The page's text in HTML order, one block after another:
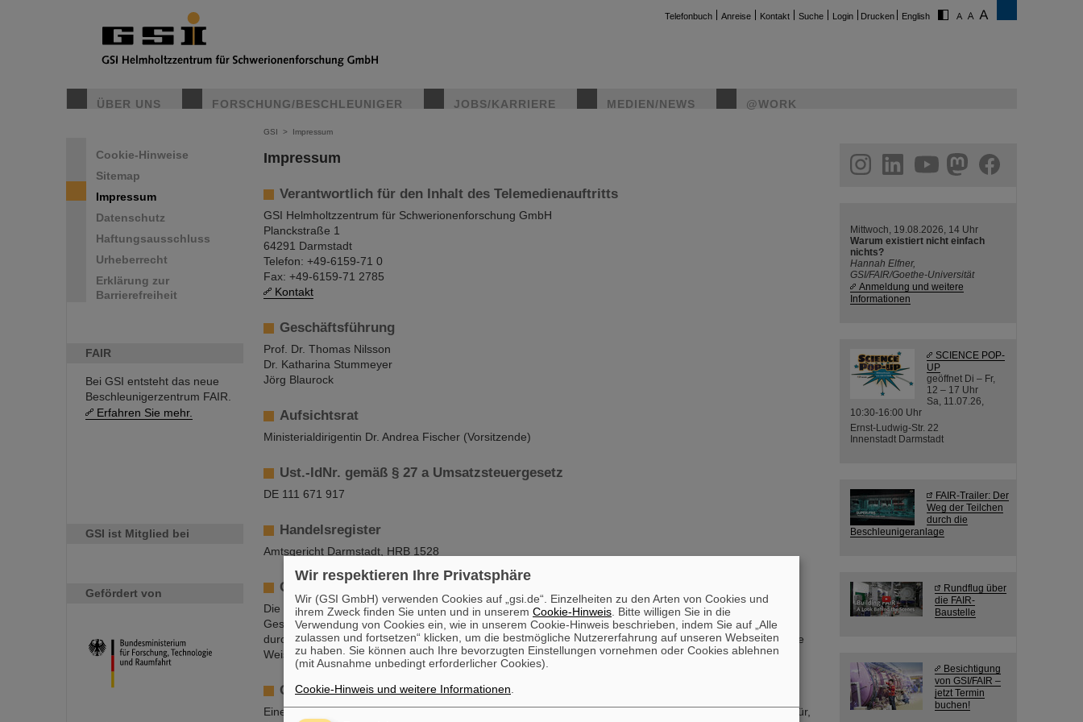
Telefonbuch Anreise Kontakt Suche Login Drucken English
ÜBER UNS FORSCHUNG/BESCHLEUNIGER JOBS/KARRIERE MEDIEN/NEWS @WORK
Cookie-Hinweise
Sitemap
Impressum
Datenschutz
Haftungsausschluss
Urheberrecht
Erklärung zur
Barrierefreiheit
FAIR
Bei GSI entsteht das neue
Beschleunigerzentrum FAIR.
Erfahren Sie mehr.
GSI ist Mitglied bei
Gefördert von
GSI > Impressum
Impressum
Verantwortlich für den Inhalt des Telemedienauftritts
GSI Helmholtzzentrum für Schwerionenforschung GmbH
Planckstraße 1
64291 Darmstadt
Telefon: +49-6159-71 0
Fax: +49-6159-71 2785
Kontakt
Geschäftsführung
Prof. Dr. Thomas Nilsson
Dr. Katharina Stummeyer
Jörg Blaurock
Aufsichtsrat
Ministerialdirigentin Dr. Andrea Fischer (Vorsitzende)
Ust.-IdNr. gemäß § 27 a Umsatzsteuergesetz
DE 111 671 917
Handelsregister
Amtsgericht Darmstadt, HRB 1528
Gemeinnützigkeit
Die GSI Helmholtzzentrum für Schwerionenforschung GmbH verfolgt gemeinnützige Zwecke. Die
Gesellschaft verfolgt mit ihrer Forschung ausschließlich friedliche Zwecke. Die Ergebnisse der bei GSI
durchgeführten Forschungsarbeiten werden grundsätzlich veröffentlicht oder der Allgemeinheit auf andere
Weise zugänglich gemacht.
Geschlechtersensible Unternehmenssprache
Eine geschlechter- und diversitätssensible Verwendung von Sprache und Bildmaterial sind wesentlich dafür,
helmholtz.social
facebook
Mittwoch, 19.08.2026, 14 Uhr
Warum existiert nicht einfach
nichts?
Hannah Elfner,
GSI/FAIR/Goethe-Universität
Anmeldung und weitere
Informationen
SCIENCE POP-
UP
geöffnet Di – Fr,
12 – 17 Uhr
Sa, 11.07.26,
10:30-16:00 Uhr
Ernst-Ludwig-Str. 22
Innenstadt Darmstadt
FAIR-Trailer: Der
Weg der Teilchen
durch die
Beschleunigeranlage
Rundflug über
die FAIR-
Baustelle
Besichtigung
von GSI/FAIR –
jetzt Termin
buchen!
Wir respektieren Ihre Privatsphäre
Wir (GSI GmbH) verwenden Cookies auf „gsi.de“. Einzelheiten zu den Arten von Cookies und
ihrem Zweck finden Sie unten und in unserem Cookie-Hinweis . Bitte willigen Sie in die
Verwendung von Cookies ein, wie in unserem Cookie-Hinweis beschrieben, indem Sie auf „Alle
zulassen und fortsetzen“ klicken, um die bestmögliche Nutzererfahrung auf unseren Webseiten
zu haben. Sie können auch Ihre bevorzugten Einstellungen vornehmen oder Cookies ablehnen
(mit Ausnahme unbedingt erforderlicher Cookies).
Cookie-Hinweis und weitere Informationen